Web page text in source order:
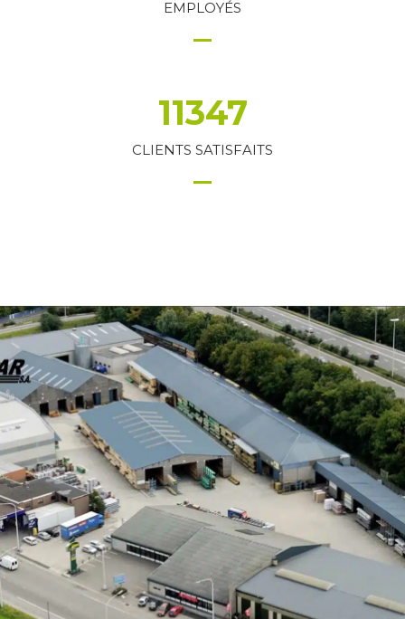
EMPLOYÉS
11347
CLIENTS SATISFAITS